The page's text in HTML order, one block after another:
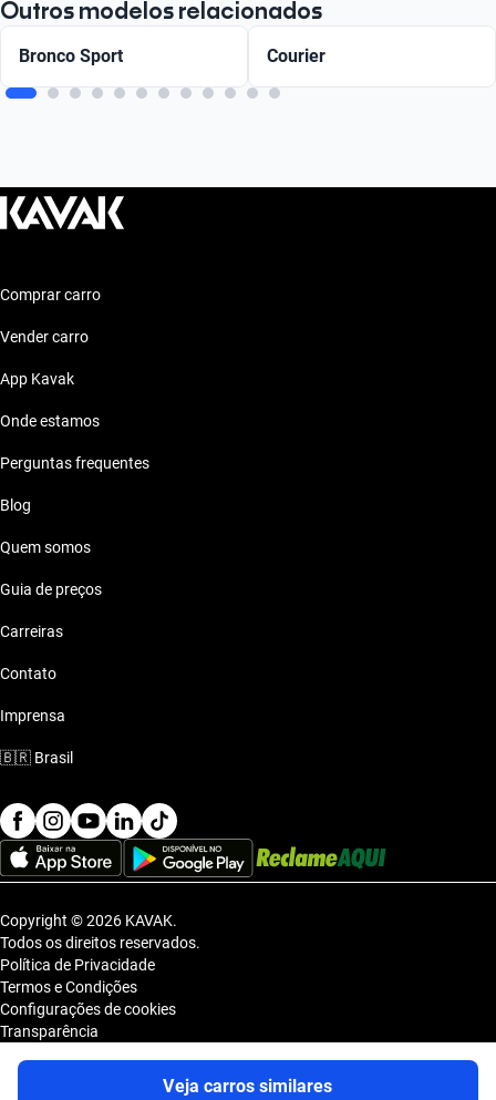
Outros modelos relacionados
Bronco Sport Courier
Veja carros similares
Comprar carro
Vender carro
App Kavak
Onde estamos
Perguntas frequentes
Blog
Quem somos
Guia de preços
Carreiras
Contato
Imprensa
🇧🇷 Brasil
Copyright © 2026 KAVAK.
Todos os direitos reservados.
Política de Privacidade
Termos e Condições
Configurações de cookies
Transparência
KAVAK TECNOLOGIA E COMERCIO DE VEICULOS LTDA., inscrita no